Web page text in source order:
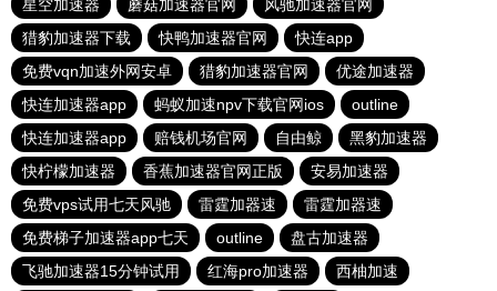
星空加速器
蘑菇加速器官网
风驰加速器官网
猎豹加速器下载
快鸭加速器官网
快连app
免费vqn加速外网安卓
猎豹加速器官网
优途加速器
快连加速器app
蚂蚁加速npv下载官网ios
outline
快连加速器app
赔钱机场官网 自由鲸
黑豹加速器
快柠檬加速器
香蕉加速器官网正版
安易加速器
免费vps试用七天风驰
雷霆加器速
雷霆加器速
免费梯子加速器app七天
outline
盘古加速器
飞驰加速器15分钟试用
红海pro加速器 西柚加速